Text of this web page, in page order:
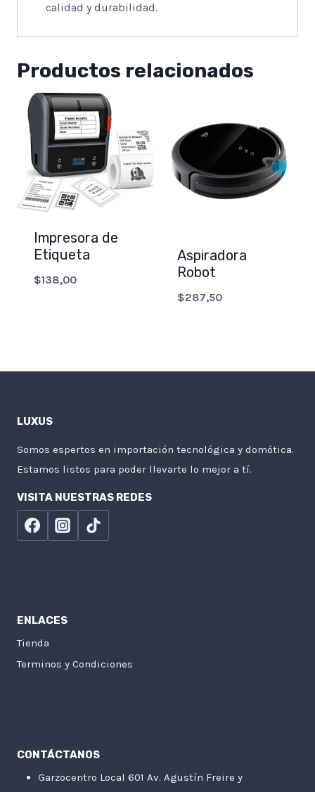
calidad y durabilidad.
Productos relacionados
Impresora de
Etiqueta
$138,00
Aspiradora
Robot
$287,50
LUXUS
Somos espertos en importación tecnológica y domótica.
Estamos listos para poder llevarte lo mejor a tí.
VISITA NUESTRAS REDES
ENLACES
Tienda
Terminos y Condiciones
CONTÁCTANOS
Garzocentro Local 601 Av. Agustín Freire y